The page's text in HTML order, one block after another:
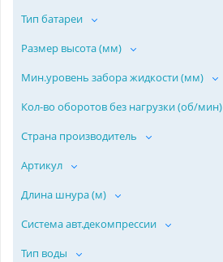
Тип батареи
Размер высота (мм)
Мин.уровень забора жидкости (мм)
Кол-во оборотов без нагрузки (об/мин)
Страна производитель
Артикул
Длина шнура (м)
Система авт.декомпрессии
Тип воды